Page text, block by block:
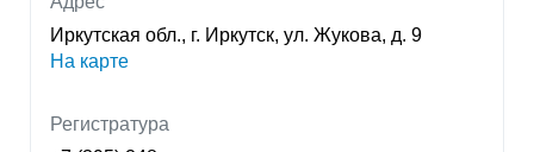
достаточно большой опыт работы, используют в
своей практике лучшие врачебные традиции и
современные достижения медицинской науки. Все
расположены в Иркутске II, для пациентов
желающих получить несколько видов медицинской
Иркутская обл., г. Иркутск, ул. Жукова, д. 9
На карте
Регистратура